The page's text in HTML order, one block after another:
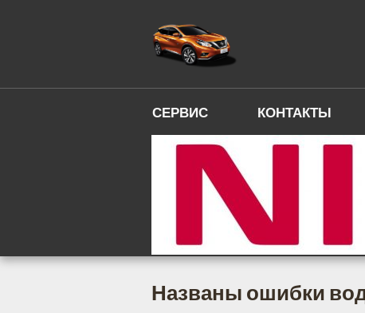
СЕРВИС КОНТАКТЫ
Названы ошибки